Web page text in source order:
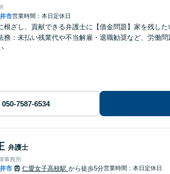
市営業時間：本日定休日
根ざし、貢献できる弁護士に【借金問題】家を残し
務：未払い残業代や不当解雇・退職勧奨など、労働
弁護士
事務所
市 仁愛女子高校駅 から徒歩5分営業時間：本日定休日